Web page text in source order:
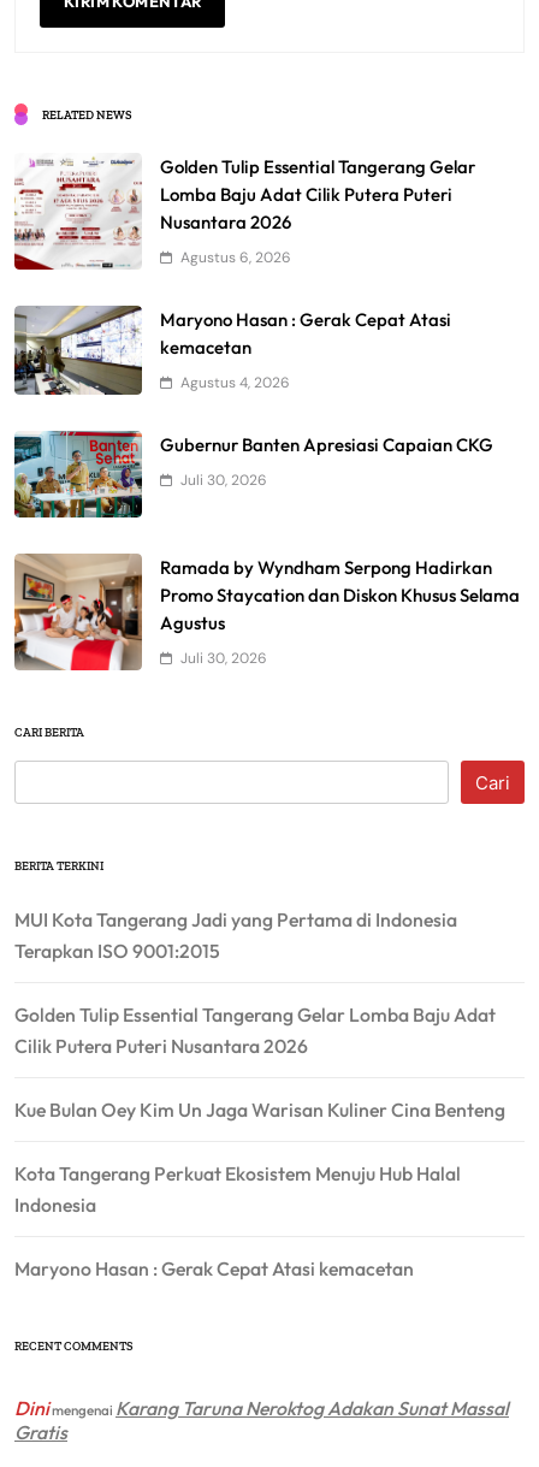
RELATED NEWS
Golden Tulip Essential Tangerang Gelar
Lomba Baju Adat Cilik Putera Puteri
Nusantara 2026
Agustus 6, 2026
Maryono Hasan : Gerak Cepat Atasi
kemacetan
Agustus 4, 2026
Gubernur Banten Apresiasi Capaian CKG
Juli 30, 2026
Ramada by Wyndham Serpong Hadirkan
Promo Staycation dan Diskon Khusus Selama
Agustus
Juli 30, 2026
CARI BERITA
Cari
BERITA TERKINI
MUI Kota Tangerang Jadi yang Pertama di Indonesia
Terapkan ISO 9001:2015
Golden Tulip Essential Tangerang Gelar Lomba Baju Adat
Cilik Putera Puteri Nusantara 2026
Kue Bulan Oey Kim Un Jaga Warisan Kuliner Cina Benteng
Kota Tangerang Perkuat Ekosistem Menuju Hub Halal
Indonesia
Maryono Hasan : Gerak Cepat Atasi kemacetan
RECENT COMMENTS
Dinimengenai Karang Taruna Neroktog Adakan Sunat Massal
Gratis